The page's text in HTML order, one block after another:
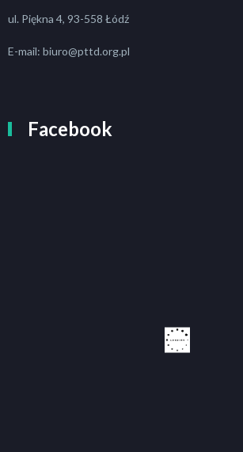
ul. Piękna 4, 93-558 Łódź
E-mail: biuro@pttd.org.pl
Facebook